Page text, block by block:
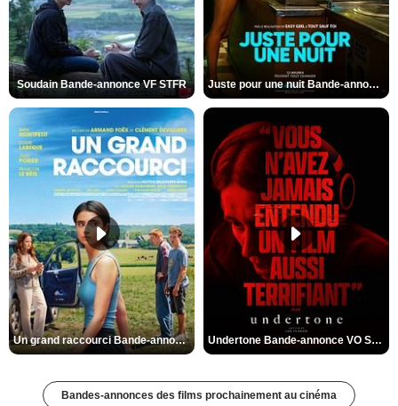
Soudain Bande-annonce VF STFR Juste pour une nuit Bande-annonce VO STFR
Un grand raccourci Bande-annonce VF Undertone Bande-annonce VO STFR
Bandes-annonces des films prochainement au cinéma